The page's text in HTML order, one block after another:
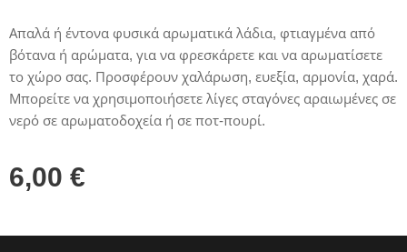
Απαλά ή έντονα φυσικά αρωματικά λάδια, φτιαγμένα από
βότανα ή αρώματα, για να φρεσκάρετε και να αρωματίσετε
το χώρο σας. Προσφέρουν χαλάρωση, ευεξία, αρμονία, χαρά.
Μπορείτε να χρησιμοποιήσετε λίγες σταγόνες αραιωμένες σε
νερό σε αρωματοδοχεία ή σε ποτ-πουρί.
6,00 €